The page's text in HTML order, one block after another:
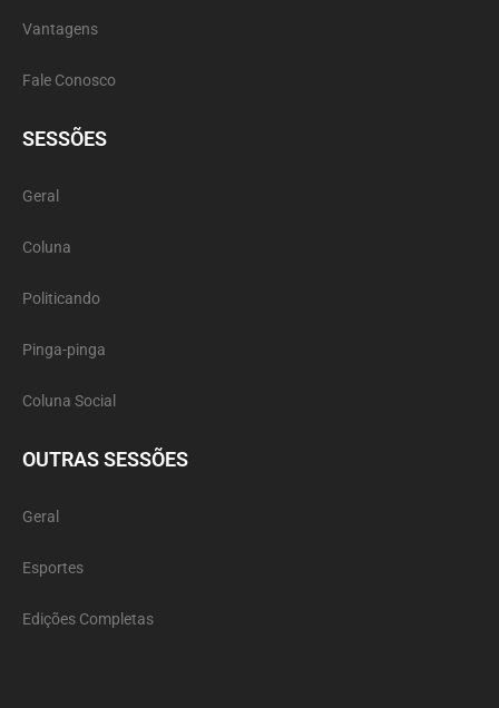
Vantagens
Fale Conosco
SESSÕES
Geral
Coluna
Politicando
Pinga-pinga
Coluna Social
OUTRAS SESSÕES
Geral
Esportes
Edições Completas